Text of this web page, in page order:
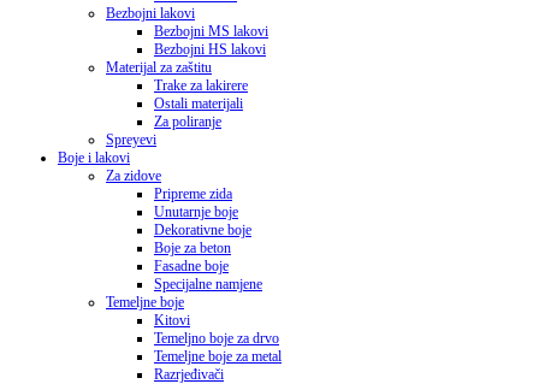
Bezbojni lakovi
Bezbojni MS lakovi
Bezbojni HS lakovi
Materijal za zaštitu
Trake za lakirere
Ostali materijali
Za poliranje
Spreyevi
Boje i lakovi
Za zidove
Pripreme zida
Unutarnje boje
Dekorativne boje
Boje za beton
Fasadne boje
Specijalne namjene
Temeljne boje
Kitovi
Temeljno boje za drvo
Temeljne boje za metal
Razrjeđivači